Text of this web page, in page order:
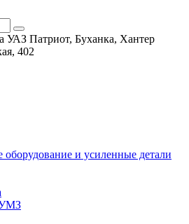
УАЗ Патриот, Буханка, Хантер
402
и усиленные детали